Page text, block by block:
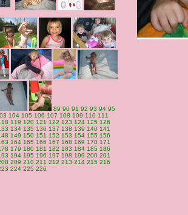
89 90 91 92 93 94 95
104 105 106 107 108 109 110 111
119 120 121 122 123 124 125 126
134 135 136 137 138 139 140 141
149 150 151 152 153 154 155 156
164 165 166 167 168 169 170 171
179 180 181 182 183 184 185 186
194 195 196 197 198 199 200 201
209 210 211 212 213 214 215 216
224 225 226